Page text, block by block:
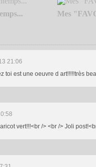
Mes
21:06
toi est une oeuvre d art!!!!!très
vert!!!<br /> <br /> Joli